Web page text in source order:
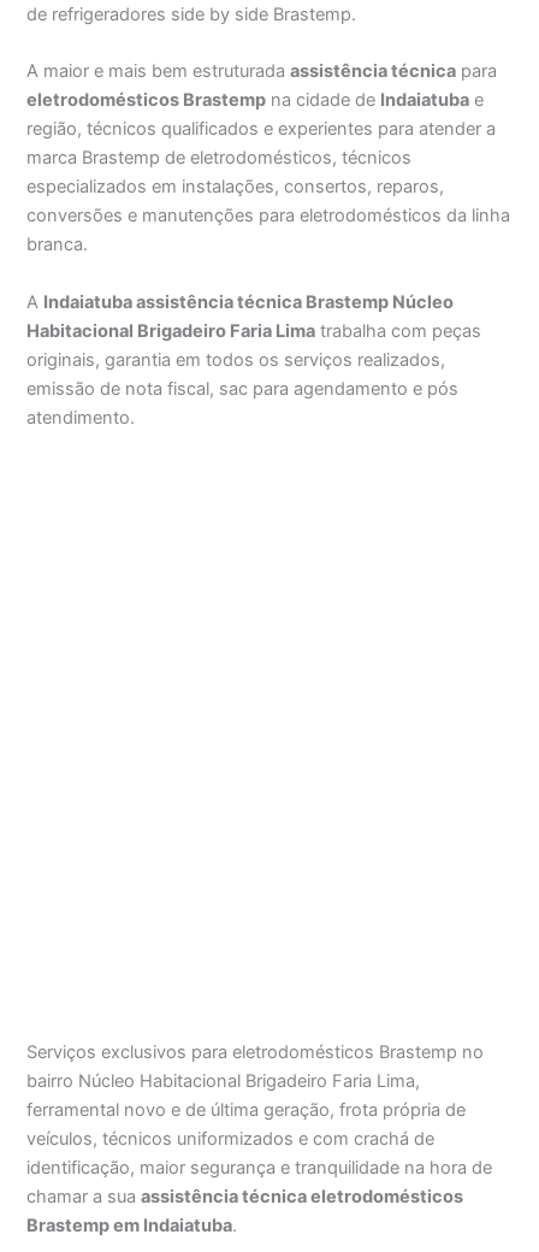
de refrigeradores side by side Brastemp.
A maior e mais bem estruturadaassistência técnica para
eletrodomésticos Brastemp na cidade de Indaiatuba e
região, técnicos qualificados e experientes para atender a
marca Brastemp de eletrodomésticos, técnicos
especializados em instalações, consertos, reparos,
conversões e manutenções para eletrodomésticos da linha
branca.
A Indaiatuba assistência técnica Brastemp Núcleo
Habitacional Brigadeiro Faria Lima trabalha com peças
originais, garantia em todos os serviços realizados,
emissão de nota fiscal, sac para agendamento e pós
atendimento.
Serviços exclusivos para eletrodomésticos Brastemp no
bairro Núcleo Habitacional Brigadeiro Faria Lima,
ferramental novo e de última geração, frota própria de
veículos, técnicos uniformizados e com crachá de
identificação, maior segurança e tranquilidade na hora de
chamar a suaassistência técnica eletrodomésticos
Brastemp em Indaiatuba.